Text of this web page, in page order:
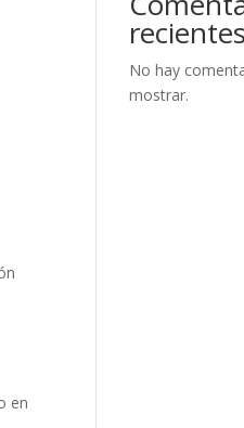
en
recientes
No hay
mostrar.